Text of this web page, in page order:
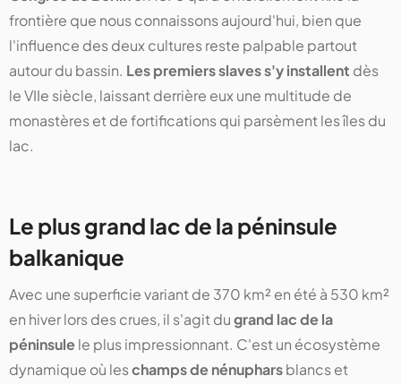
frontière que nous connaissons aujourd'hui, bien que
l'influence des deux cultures reste palpable partout
autour du bassin. Les premiers slaves s'y installent dès
le VIIe siècle, laissant derrière eux une multitude de
monastères et de fortifications qui parsèment les îles du
lac.
Le plus grand lac de la péninsule
balkanique
Avec une superficie variant de 370 km² en été à 530 km²
en hiver lors des crues, il s'agit dugrand lac de la
péninsulele plus impressionnant. C'est un écosystème
dynamique où leschamps de nénupharsblancs et